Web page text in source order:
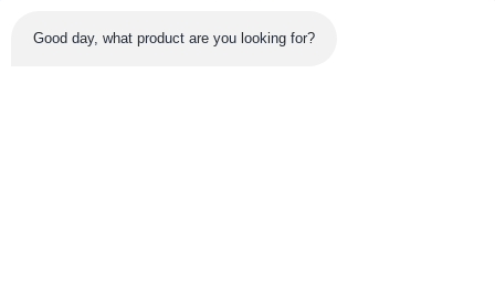
Fabriekstour
Good day, what product are you looking for?